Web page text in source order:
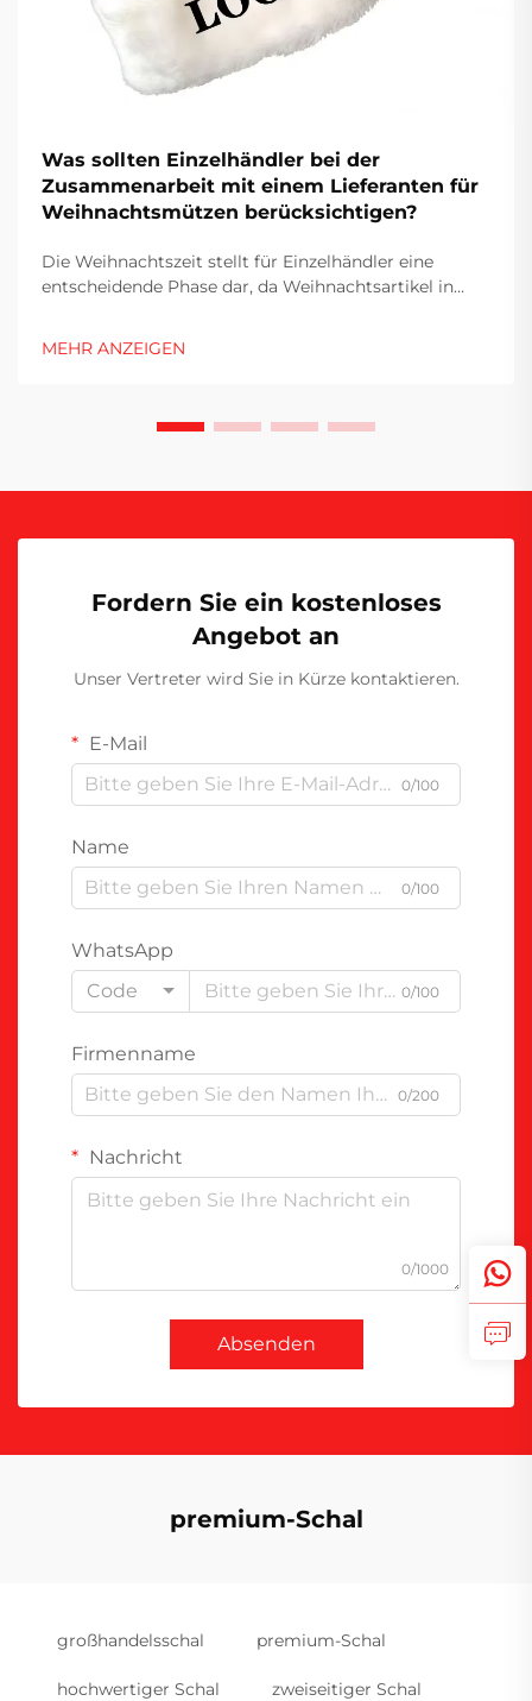
Was sollten Einzelhändler bei der
Zusammenarbeit mit einem Lieferanten für
Weihnachtsmützen berücksichtigen?
Die Weihnachtszeit stellt für Einzelhändler eine
entscheidende Phase dar, da Weihnachtsartikel in
saisonalen Produkten zählt der Weihnachtshut als
MEHR ANZEIGEN
Fordern Sie ein kostenloses
Angebot an
Unser Vertreter wird Sie in Kürze kontaktieren.
E-Mail
0/100
Name
0/100
WhatsApp
Code
0/100
Firmenname
0/200
Nachricht
0/1000
Absenden
premium-Schal
großhandelsschal premium-Schal
hochwertiger Schal zweiseitiger Schal